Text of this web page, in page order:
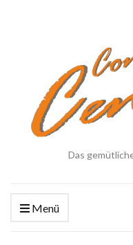
Das
Menü